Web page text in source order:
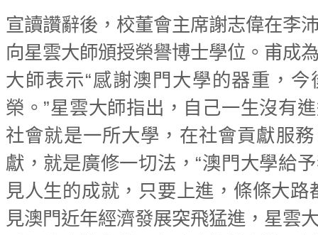
宣讀讚辭後，校董會主席謝志偉在李
向星雲大師頒授榮譽博士學位。甫成
大師表示“感謝澳門大學的器重，
榮。”星雲大師指出，自己一生沒有
社會就是一所大學，在社會貢獻服
獻，就是廣修一切法，“澳門大學給
見人生的成就，只要上進，條條大路
見澳門近年經濟發展突飛猛進，星雲